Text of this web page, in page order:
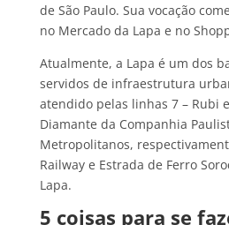
de São Paulo. Sua vocação
no Mercado da Lapa e no
Atualmente, a Lapa é um dos
servidos de infraestrutura
atendido pelas linhas 7 – Rubi
Diamante da Companhia
Metropolitanos,
Railway e Estrada de Ferro
Lapa.
5 coisas para se